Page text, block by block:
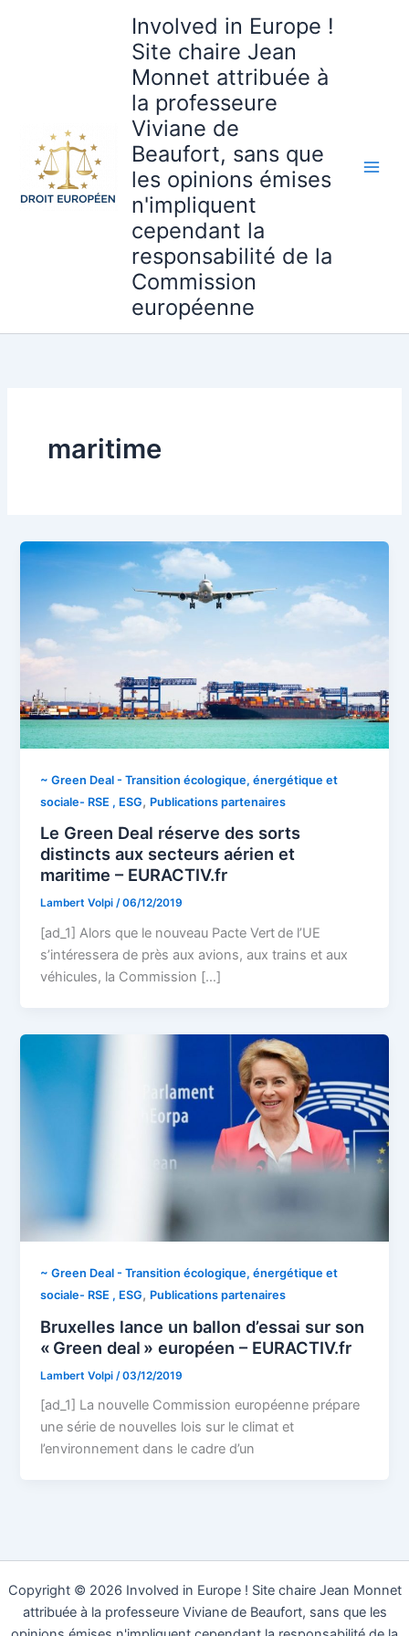
Involved in Europe !
Site chaire Jean
Monnet attribuée à
la professeure
Viviane de
Beaufort, sans que
les opinions émises
n'impliquent
cependant la
responsabilité de la
Commission
européenne
maritime
~ Green Deal - Transition écologique, énergétique et
sociale- RSE , ESG, Publications partenaires
Le Green Deal réserve des sorts
distincts aux secteurs aérien et
maritime – EURACTIV.fr
Lambert Volpi/06/12/2019
[ad_1] Alors que le nouveau Pacte Vert de l’UE
s’intéressera de près aux avions, aux trains et aux
véhicules, la Commission […]
~ Green Deal - Transition écologique, énergétique et
sociale- RSE , ESG, Publications partenaires
Bruxelles lance un ballon d’essai sur son
« Green deal » européen – EURACTIV.fr
Lambert Volpi /03/12/2019
[ad_1] La nouvelle Commission européenne prépare
une série de nouvelles lois sur le climat et
l’environnement dans le cadre d’un
Copyright © 2026 Involved in Europe ! Site chaire Jean Monnet
attribuée à la professeure Viviane de Beaufort, sans que les